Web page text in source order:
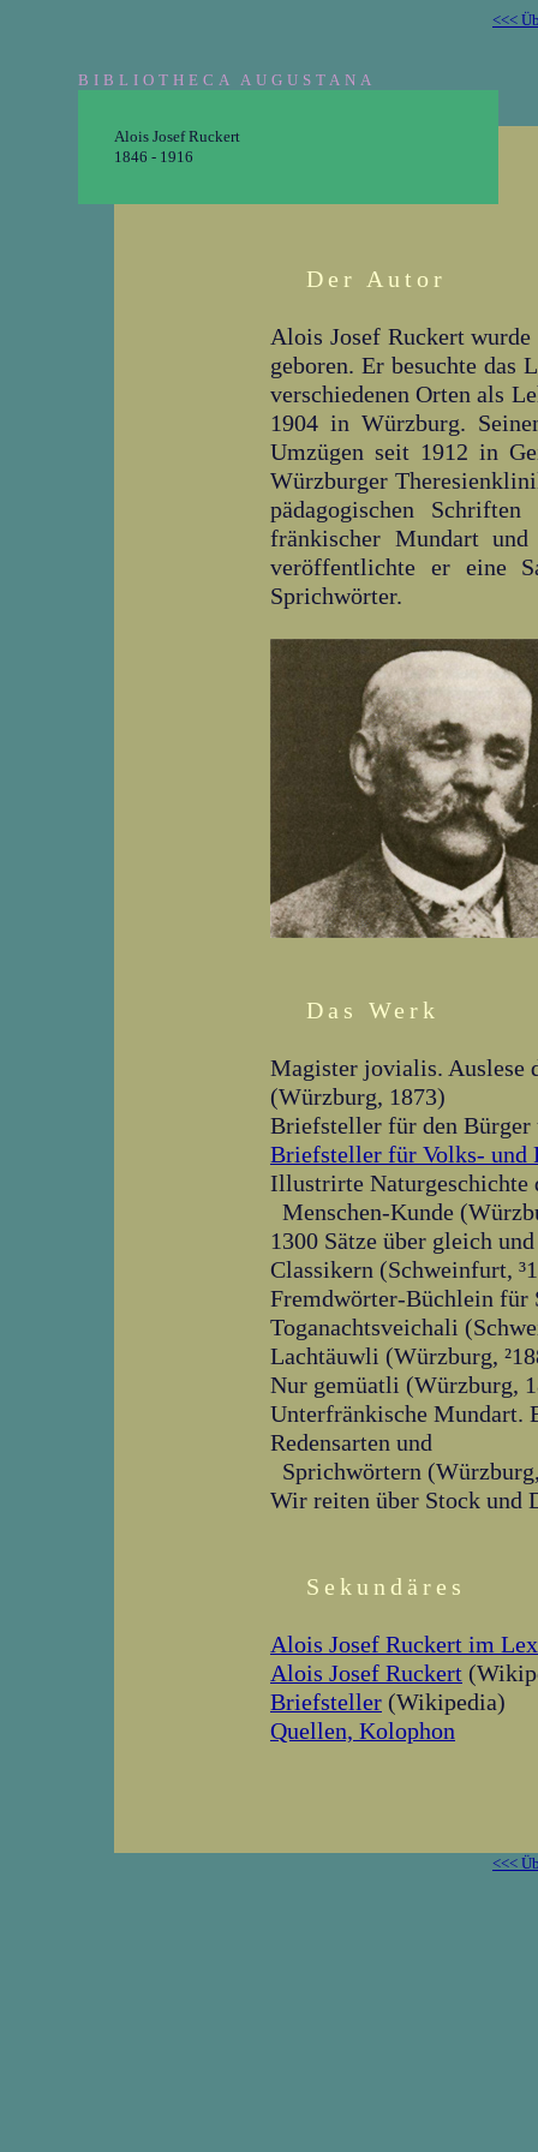
<<<
BIBLIOTHECA AUGUSTANA
Alois Josef Ruckert
1846 - 1916
Der Autor
Alois Josef Ruckert
geboren. Er besuchte das
verschiedenen Orten als
1904 in Würzburg.
Umzügen seit 1912 in
Würzburger
pädagogischen
fränkischer Mundart
veröffentlichte er eine
Sprichwörter.
Das Werk
Magister jovialis. Auslese
(Würzburg, 1873)
Briefsteller für den Bürger
Briefsteller für Volks- und
Illustrirte Naturgeschichte
Menschen-Kunde
1300 Sätze über gleich
Classikern (Schweinfurt,
Fremdwörter-Büchlein für
Toganachtsveichali
Lachtäuwli (Würzburg,
Nur gemüatli (Würzburg,
Unterfränkische Mundart.
Redensarten und
Sprichwörtern
Wir reiten über Stock und
Sekundäres
Alois Josef Ruckert im
Alois Josef Ruckert
Briefsteller (Wikipedia)
Quellen, Kolophon
<<<